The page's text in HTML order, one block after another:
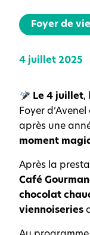
Foyer de
4 juillet 2025
Le 4 juillet,
Foyer
après une
moment
Après la
Café
chocolat
viennoiseries